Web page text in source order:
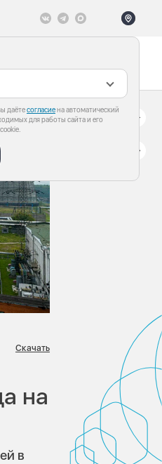
даётесогласиена автоматический
для работы сайта и его
Скачать
на
в